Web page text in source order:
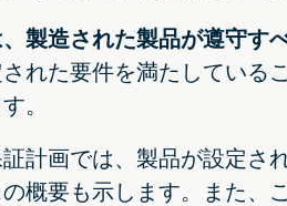
製造された製品が遵守す
れた要件を満たしている
。
計画では、製品が設定さ
概要も示します。また、